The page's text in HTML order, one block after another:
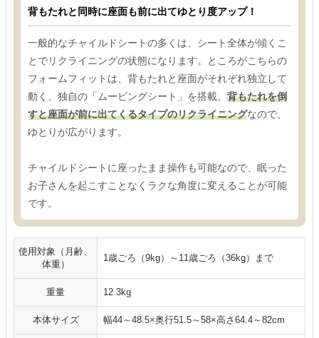
背もたれと同時に座面も前に出てゆとり度アップ！
一般的なチャイルドシートの多くは、シート全体が傾くこ
とでリクライニングの状態になります。ところがこちらの
フォームフィットは、背もたれと座面がそれぞれ独立して
動く、独自の「ムービングシート」を搭載。 背もたれを倒
すと座面が前に出てくるタイプのリクライニングなので、
ゆとりが広がります。
チャイルドシートに座ったまま操作も可能なので、眠った
お子さんを起こすことなくラクな角度に変えることが可能
です。
使用対象（月齢、
体重）
1歳ごろ（9kg）～11歳ごろ（36kg）まで
重量 12.3kg
本体サイズ 幅44～48.5×奥行51.5～58×高さ64.4～82cm